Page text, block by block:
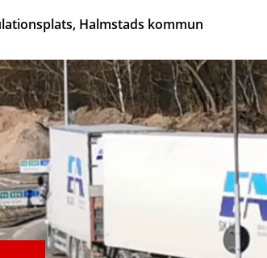
Halmstads kommun